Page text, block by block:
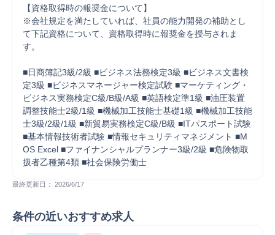
【資格取得時の報奨金について】
※会社規定を満たしていれば、社員の能力開発の補助とし
て下記資格について、資格取得時に報奨金を授与されま
す。
■日商簿記3級/2級 ■ビジネス法務検定3級 ■ビジネス文書検
定3級 ■ビジネスマネージャー検定試験 ■マーケティング・
ビジネス実務検定C級/B級/A級 ■英語検定準1級 ■油圧装置
調整技能士2級/1級 ■機械加工技能士基礎1級 ■機械加工技能
士3級/2級/1級 ■新貿易実務検定C級/B級 ■ITパスポート試験
■基本情報技術者試験 ■情報セキュリティマネジメント ■M
OS Excel ■ファイナンシャルプランナー3級/2級 ■危険物取
扱者乙種第4類 ■社会保険労働士
最終更新日： 2026/6/17
条件の近いおすすめ求人